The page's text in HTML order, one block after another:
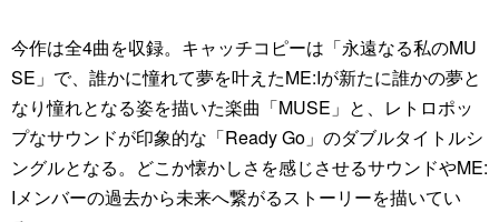
今作は全4曲を収録。キャッチコピーは「永遠なる私のMU
SE」で、誰かに憧れて夢を叶えたME:Iが新たに誰かの夢と
なり憧れとなる姿を描いた楽曲「MUSE」と、レトロポッ
プなサウンドが印象的な「Ready Go」のダブルタイトルシ
ングルとなる。どこか懐かしさを感じさせるサウンドやME:
Iメンバーの過去から未来へ繋がるストーリーを描いてい